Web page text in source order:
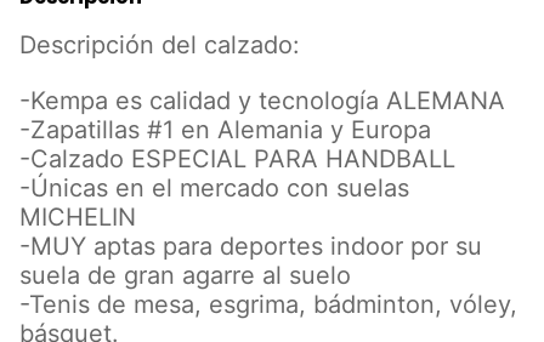
Descripción del calzado:
-Kempa es calidad y tecnología ALEMANA
-Zapatillas #1 en Alemania y Europa
-Calzado ESPECIAL PARA HANDBALL
-Únicas en el mercado con suelas
MICHELIN
-MUY aptas para deportes indoor por su
suela de gran agarre al suelo
-Tenis de mesa, esgrima, bádminton, vóley,
básquet.